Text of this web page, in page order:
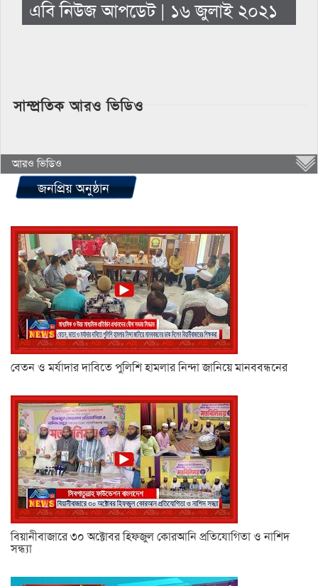
এবি নিউজ আপডেট | ১৬ জুলাই ২০২১
সাম্প্রতিক আরও ভিডিও
আরও ভিডিও
জনপ্রিয় অনুষ্ঠান
বেতন ও মর্যাদার দাবিতে পুলিশি হামলার নিন্দা জানিয়ে মানববন্ধনের
বিয়ানীবাজারে ৩০ অক্টোবর হিফজুল কোরআনি প্রতিযোগিতা ও নাশিদ
সন্ধ্যা